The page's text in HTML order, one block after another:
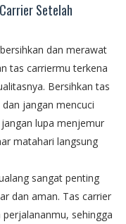
Setelah
dan merawat
tas carriermu terkena
Bersihkan tas
jangan mencuci
lupa menjemur
matahari langsung
sangat penting
dan aman. Tas carrier
sehingga